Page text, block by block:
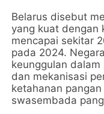
Belarus disebut
yang kuat dengan
mencapai sekitar
pada 2024.
keunggulan
dan mekanisasi
ketahanan
swasembada